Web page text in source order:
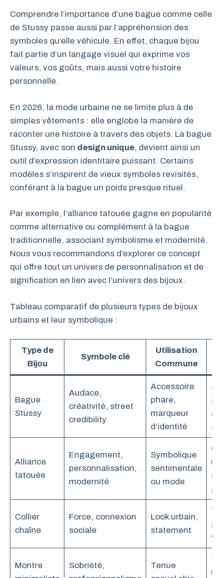
Comprendre l’importance d’une bague comme celle
de Stussy passe aussi par l’appréhension des
symboles qu’elle véhicule. En effet, chaque bijou
fait partie d’un langage visuel qui exprime vos
valeurs, vos goûts, mais aussi votre histoire
personnelle.
En 2026, la mode urbaine ne se limite plus à de
simples vêtements : elle englobe la manière de
raconter une histoire à travers des objets. La bague
Stussy, avec son design unique, devient ainsi un
outil d’expression identitaire puissant. Certains
modèles s’inspirent de vieux symboles revisités,
conférant à la bague un poids presque rituel.
Par exemple, l’alliance tatouée gagne en popularité
comme alternative ou complément à la bague
traditionnelle, associant symbolisme et modernité.
Nous vous recommandons d’explorer ce concept
qui offre tout un univers de personnalisation et de
signification en lien avec l’univers des bijoux.
Tableau comparatif de plusieurs types de bijoux
urbains et leur symbolique :
Type de
Bijou
Symbole clé
Utilisation
Commune
Bague
Stussy
Audace,
créativité, street
credibility
Accessoire
phare,
marqueur
d’identité
Alliance
tatouée
Engagement,
personnalisation,
modernité
Symbolique
sentimentale
ou mode
Collier
chaîne
Force, connexion
sociale
Look urbain,
statement
Montre
Sobriété,
Tenue